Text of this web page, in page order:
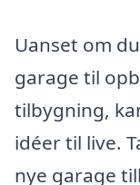
Uanset om
garage til
tilbygning,
idéer til live.
nye garage